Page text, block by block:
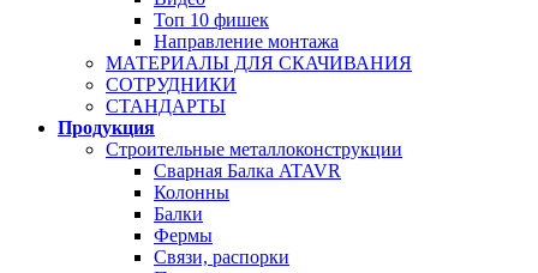
Топ 10 фишек
Направление монтажа
МАТЕРИАЛЫ ДЛЯ СКАЧИВАНИЯ
СОТРУДНИКИ
СТАНДАРТЫ
Продукция
Строительные металлоконструкции
Сварная Балка ATAVR
Колонны
Балки
Фермы
Связи, распорки